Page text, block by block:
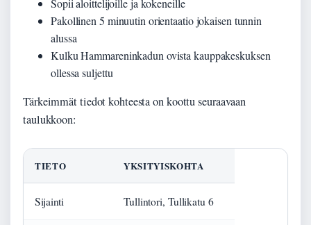
Sopii aloittelijoille ja kokeneille
Pakollinen 5 minuutin orientaatio jokaisen tunnin
alussa
Kulku Hammareninkadun ovista kauppakeskuksen
ollessa suljettu
Tärkeimmät tiedot kohteesta on koottu seuraavaan
taulukkoon:
TIETO YKSITYISKOHTA
Sijainti Tullintori, Tullikatu 6